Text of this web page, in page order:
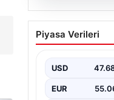
05.08.2026
‘Yeraltı’
olay! Babası
‘Kızımla
halde…’
Piyasa Verileri
USD
EUR